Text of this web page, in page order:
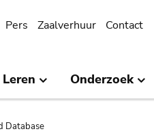
Pers Zaalverhuur Contact
Leren Onderzoek
Database